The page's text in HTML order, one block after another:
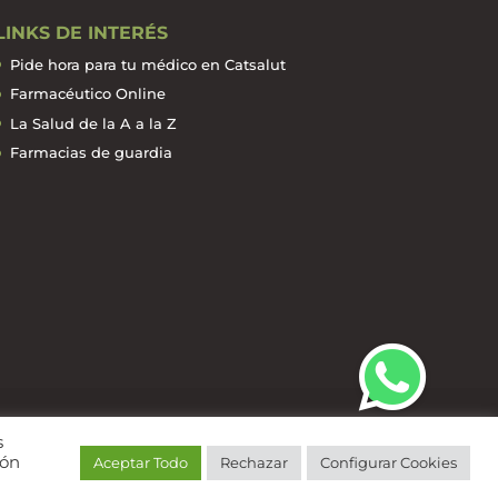
DE INTERÉS
Pide hora para tu médico en Catsalut
Farmacéutico Online
La Salud de la A a la Z
Farmacias de guardia
Aceptar Todo Rechazar Configurar Cookies